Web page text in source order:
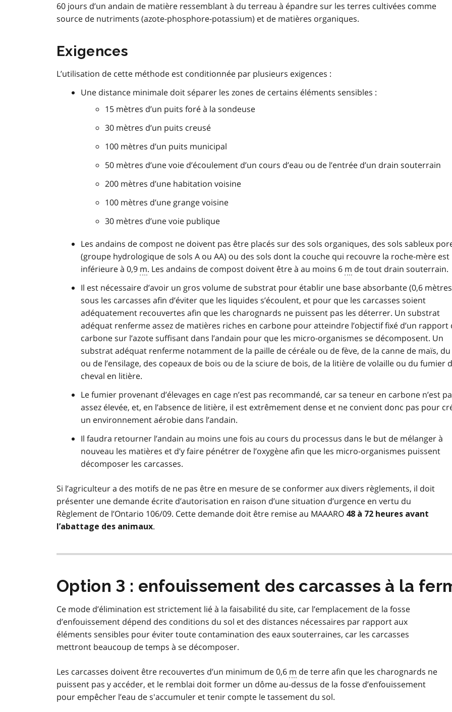
60 jours d’un andain de matière ressemblant à du terreau à épandre sur les terres cultivées comme
source de nutriments (azote-phosphore-potassium) et de matières organiques.
Exigences
L’utilisation de cette méthode est conditionnée par plusieurs exigences :
Une distance minimale doit séparer les zones de certains éléments sensibles :
15 mètres d’un puits foré à la sondeuse
30 mètres d’un puits creusé
100 mètres d’un puits municipal
50 mètres d’une voie d’écoulement d’un cours d’eau ou de l’entrée d’un drain souterrain
200 mètres d’une habitation voisine
100 mètres d’une grange voisine
30 mètres d’une voie publique
Les andains de compost ne doivent pas être placés sur des sols organiques, des sols sableux
(groupe hydrologique de sols A ou AA) ou des sols dont la couche qui recouvre la roche-mère est
inférieure à 0,9 m. Les andains de compost doivent être à au moins 6 m de tout drain souterrain.
Il est nécessaire d’avoir un gros volume de substrat pour établir une base absorbante (0,6
sous les carcasses afin d’éviter que les liquides s’écoulent, et pour que les carcasses soient
adéquatement recouvertes afin que les charognards ne puissent pas les déterrer. Un substrat
adéquat renferme assez de matières riches en carbone pour atteindre l’objectif fixé d’un rapport
carbone sur l’azote suffisant dans l’andain pour que les micro-organismes se décomposent. Un
substrat adéquat renferme notamment de la paille de céréale ou de fève, de la canne de maïs,
ou de l’ensilage, des copeaux de bois ou de la sciure de bois, de la litière de volaille ou du fumier
cheval en litière.
Le fumier provenant d’élevages en cage n’est pas recommandé, car sa teneur en carbone n’est
assez élevée, et, en l’absence de litière, il est extrêmement dense et ne convient donc pas pour
un environnement aérobie dans l’andain.
Il faudra retourner l’andain au moins une fois au cours du processus dans le but de mélanger à
nouveau les matières et d’y faire pénétrer de l’oxygène afin que les micro-organismes puissent
décomposer les carcasses.
Si l’agriculteur a des motifs de ne pas être en mesure de se conformer aux divers règlements, il doit
présenter une demande écrite d’autorisation en raison d’une situation d’urgence en vertu du
Règlement de l’Ontario 106/09. Cette demande doit être remise au MAAARO 48 à 72 heures avant
l’abattage des animaux.
Option 3 : enfouissement des carcasses à la
Ce mode d’élimination est strictement lié à la faisabilité du site, car l’emplacement de la fosse
d’enfouissement dépend des conditions du sol et des distances nécessaires par rapport aux
éléments sensibles pour éviter toute contamination des eaux souterraines, car les carcasses
mettront beaucoup de temps à se décomposer.
Les carcasses doivent être recouvertes d’un minimum de 0,6 m de terre afin que les charognards ne
puissent pas y accéder, et le remblai doit former un dôme au-dessus de la fosse d’enfouissement
pour empêcher l’eau de s'accumuler et tenir compte le tassement du sol.